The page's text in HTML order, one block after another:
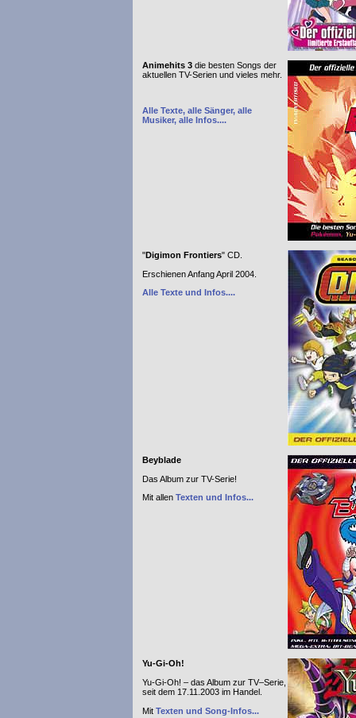
Animehits 3die besten Songs der
aktuellen TV-Serien und vieles mehr.
Alle Texte, alle Sänger, alle
Musiker, alle Infos....
"Digimon Frontiers" CD.
Erschienen Anfang April 2004.
Alle Texte und Infos....
Beyblade
Das Album zur TV-Serie!
Mit allen Texten und Infos...
Yu-Gi-Oh!
Yu-Gi-Oh! – das Album zur TV–Serie,
seit dem 17.11.2003 im Handel.
Mit Texten und Song-Infos...